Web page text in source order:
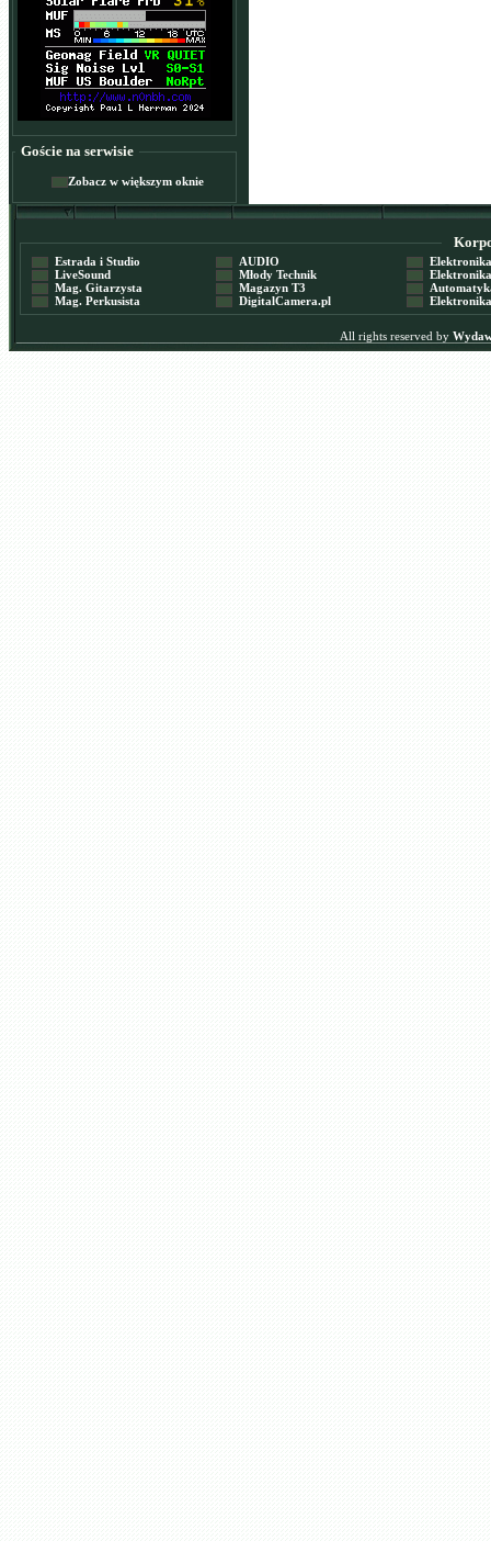
Goście na serwisie
Zobacz w większym oknie
Estrada i Studio
LiveSound
Mag. Gitarzysta
Mag. Perkusista
AUDIO
Młody Technik
Magazyn T3
DigitalCamera.pl
Elektronika
Elektronika
Automatyka
Elektronika
All rights reserved by